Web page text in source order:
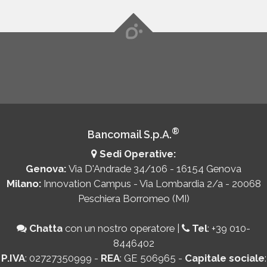
Bancomail S.p.A.®
Sedi Operative:
Genova: Via D'Andrade 34/106 - 16154 Genova
Milano: Innovation Campus - Via Lombardia 2/a - 20068
Peschiera Borromeo (MI)
Chatta con un nostro operatore | Tel: +39 010-
8446402
P.IVA: 02727350999 - REA: GE 506965 - Capitale sociale: